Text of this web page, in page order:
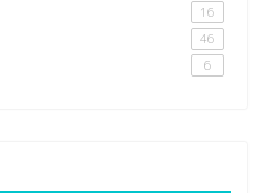
16
46
6